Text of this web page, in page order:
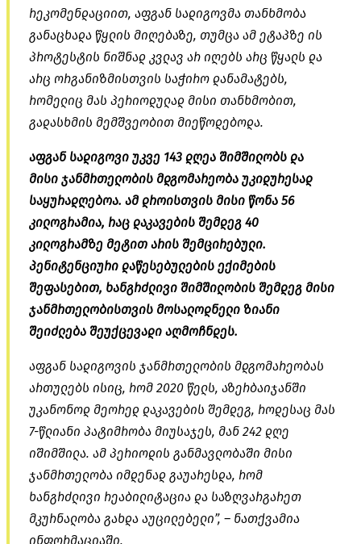
რეკომენდაციით, აფგან სადიგოვმა თანხმობა
განაცხადა წყლის მიღებაზე, თუმცა ამ ეტაპზე ის
პროტესტის ნიშნად კვლავ არ იღებს არც წყალს და
არც ორგანიზმისთვის საჭირო დანამატებს,
რომელიც მას პერიოდულად მისი თანხმობით,
გადასხმის მემშვეობით მიეწოდებოდა.
აფგან სადიგოვი უკვე 143 დღეა შიმშილობს და
მისი ჯანმრთელობის მდგომარეობა უკიდურესად
საყურადღებოა. ამ დროისთვის მისი წონა 56
კილოგრამია, რაც დაკავების შემდეგ 40
კილოგრამზე მეტით არის შემცირებული.
პენიტენციური დაწესებულების ექიმების
შეფასებით, ხანგრძლივი შიმშილობის შემდეგ მისი
ჯანმრთელობისთვის მოსალოდნელი ზიანი
შეიძლება შეუქცევადი აღმოჩნდეს.
აფგან სადიგოვის ჯანმრთელობის მდგომარეობას
ართულებს ისიც, რომ 2020 წელს, აზერბაიჯანში
უკანონოდ მეორედ დაკავების შემდეგ, როდესაც მას
7-წლიანი პატიმრობა მიუსაჯეს, მან 242 დღე
იშიმშილა. ამ პერიოდის განმავლობაში მისი
ჯანმრთელობა იმდენად გაუარესდა, რომ
ხანგრძლივი რეაბილიტაცია და საზღვარგარეთ
მკურნალობა გახდა აუცილებელი”, – ნათქვამია
ინფორმაციაში.